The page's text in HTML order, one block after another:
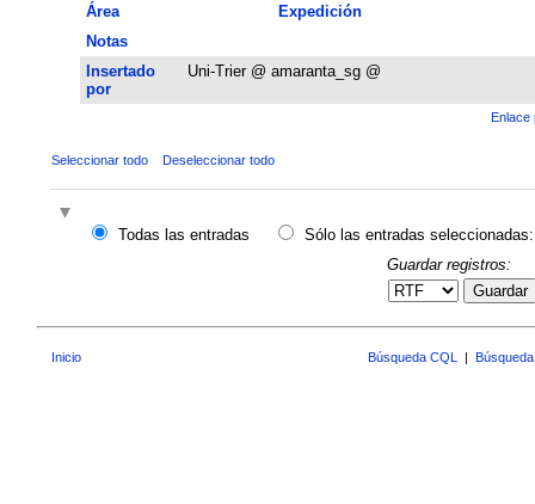
Área
Expedición
Notas
Insertado
por
Uni-Trier @ amaranta_sg @
Enlace
Seleccionar todo Deseleccionar todo
Todas las entradas
Sólo las entradas seleccionadas:
Guardar registros:
Guardar
Inicio Búsqueda CQL